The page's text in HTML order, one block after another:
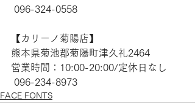
096-324-0558
【​カリーノ菊陽店】
熊本県菊池郡菊陽町津久礼2464
営業時間：10:00-20:00/定休日なし
096-234-8973
FACE FONTS